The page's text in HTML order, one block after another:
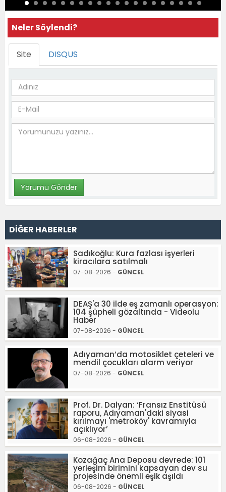
Neler Söylendi?
Site DISQUS
DİĞER HABERLER
Sadıkoğlu: Kura fazlası işyerleri
kiracılara satılmalı
07-08-2026 - GÜNCEL
DEAŞ'a 30 ilde eş zamanlı operasyon:
104 şüpheli gözaltında - Videolu
Haber
07-08-2026 - GÜNCEL
Adıyaman’da motosiklet çeteleri ve
mendil çocukları alarm veriyor
07-08-2026 - GÜNCEL
Prof. Dr. Dalyan: ‘Fransız Enstitüsü
raporu, Adıyaman'daki siyasi
kırılmayı 'metroköy' kavramıyla
açıklıyor’
06-08-2026 - GÜNCEL
Kozağaç Ana Deposu devrede: 101
yerleşim birimini kapsayan dev su
projesinde önemli eşik aşıldı
06-08-2026 - GÜNCEL